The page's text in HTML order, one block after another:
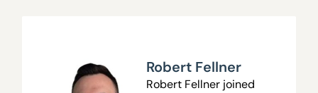
Robert Fellner
Robert Fellner joined